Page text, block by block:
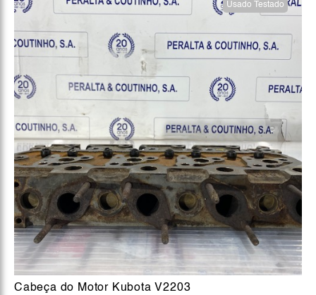
Usado Testado
Cabeça do Motor Kubota V2203